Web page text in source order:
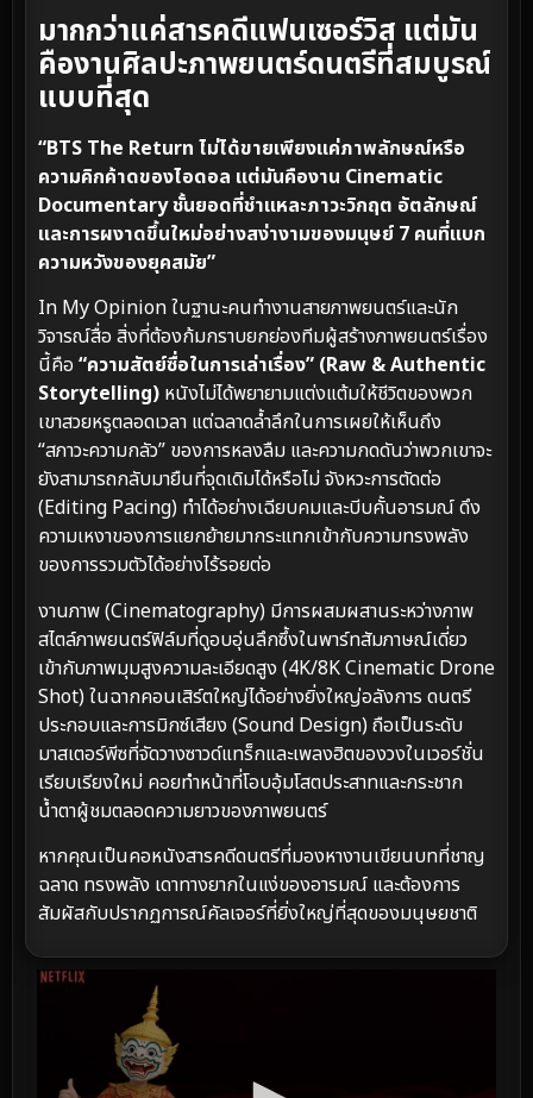
มากกว่าแค่สารคดีแฟนเซอร์วิส แต่มัน
คืองานศิลปะภาพยนตร์ดนตรีที่สมบูรณ์
แบบที่สุด
“BTS The Return ไม่ได้ขายเพียงแค่ภาพลักษณ์หรือ
ความคิกค้าดของไอดอล แต่มันคืองาน Cinematic
Documentary ชั้นยอดที่ชำแหละภาวะวิกฤต อัตลักษณ์
และการผงาดขึ้นใหม่อย่างสง่างามของมนุษย์ 7 คนที่แบก
ความหวังของยุคสมัย”
In My Opinion ในฐานะคนทำงานสายภาพยนตร์และนัก
วิจารณ์สื่อ สิ่งที่ต้องก้มกราบยกย่องทีมผู้สร้างภาพยนตร์เรื่อง
นี้คือ “ความสัตย์ซื่อในการเล่าเรื่อง” (Raw & Authentic
Storytelling) หนังไม่ได้พยายามแต่งแต้มให้ชีวิตของพวก
เขาสวยหรูตลอดเวลา แต่ฉลาดล้ำลึกในการเผยให้เห็นถึง
“สภาวะความกลัว” ของการหลงลืม และความกดดันว่าพวกเขาจะ
ยังสามารถกลับมายืนที่จุดเดิมได้หรือไม่ จังหวะการตัดต่อ
(Editing Pacing) ทำได้อย่างเฉียบคมและบีบคั้นอารมณ์ ดึง
ความเหงาของการแยกย้ายมากระแทกเข้ากับความทรงพลัง
ของการรวมตัวได้อย่างไร้รอยต่อ
งานภาพ (Cinematography) มีการผสมผสานระหว่างภาพ
สไตล์ภาพยนตร์ฟิล์มที่ดูอบอุ่นลึกซึ้งในพาร์ทสัมภาษณ์เดี่ยว
เข้ากับภาพมุมสูงความละเอียดสูง (4K/8K Cinematic Drone
Shot) ในฉากคอนเสิร์ตใหญ่ได้อย่างยิ่งใหญ่อลังการ ดนตรี
ประกอบและการมิกซ์เสียง (Sound Design) ถือเป็นระดับ
มาสเตอร์พีซที่จัดวางซาวด์แทร็กและเพลงฮิตของวงในเวอร์ชั่น
เรียบเรียงใหม่ คอยทำหน้าที่โอบอุ้มโสตประสาทและกระชาก
น้ำตาผู้ชมตลอดความยาวของภาพยนตร์
หากคุณเป็นคอหนังสารคดีดนตรีที่มองหางานเขียนบทที่ชาญ
ฉลาด ทรงพลัง เดาทางยากในแง่ของอารมณ์ และต้องการ
สัมผัสกับปรากฏการณ์คัลเจอร์ที่ยิ่งใหญ่ที่สุดของมนุษยชาติ